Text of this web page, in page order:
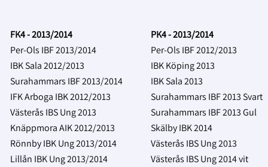
FK4 - 2013/2014
PK4 - 2013/2014
Per-Ols IBF 2013/2014
Per-Ols IBF 2012/2013
IBK Sala 2012/2013
IBK Köping 2013
Surahammars IBF 2013/2014
IBK Sala 2013
IFK Arboga IBK 2012/2013
Surahammars IBF 2013 Svart
Västerås IBS Ung 2013
Surahammars IBF 2013 Gul
Knäppmora AIK 2012/2013
Skälby IBK 2014
Rönnby IBK Ung 2013/2014
Västerås IBS Ung 2013
Lillån IBK Ung 2013/2014
Västerås IBS Ung 2014 vit